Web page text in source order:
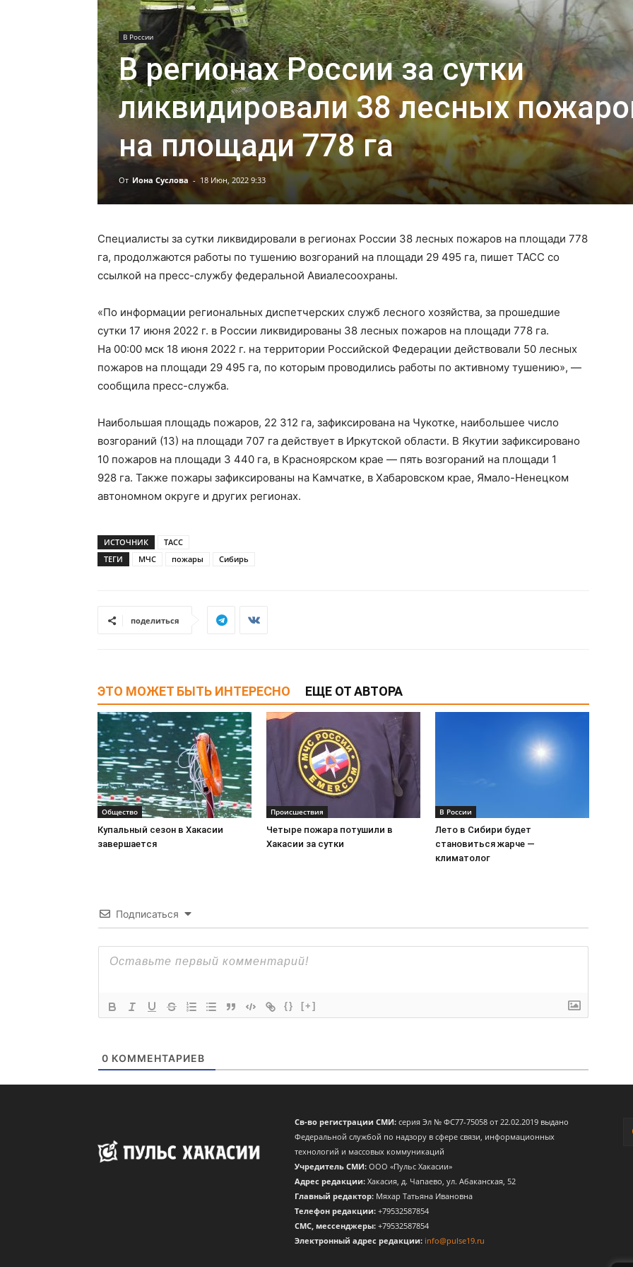
В России
В регионах России за сутки
ликвидировали 38 лесных
на площади 778 га
От Иона Суслова - 18 Июн, 2022 9:33
Специалисты за сутки ликвидировали в регионах России 38 лесных пожаров на площади 778
га, продолжаются работы по тушению возгораний на площади 29 495 га, пишет ТАСС со
ссылкой на пресс-службу федеральной Авиалесоохраны.
«По информации региональных диспетчерских служб лесного хозяйства, за прошедшие
сутки 17 июня 2022 г. в России ликвидированы 38 лесных пожаров на площади 778 га.
На 00:00 мск 18 июня 2022 г. на территории Российской Федерации действовали 50 лесных
пожаров на площади 29 495 га, по которым проводились работы по активному тушению», —
сообщила пресс-служба.
Наибольшая площадь пожаров, 22 312 га, зафиксирована на Чукотке, наибольшее число
возгораний (13) на площади 707 га действует в Иркутской области. В Якутии зафиксировано
10 пожаров на площади 3 440 га, в Красноярском крае — пять возгораний на площади 1
928 га. Также пожары зафиксированы на Камчатке, в Хабаровском крае, Ямало-Ненецком
автономном округе и других регионах.
ИСТОЧНИК
ТАСС
ТЕГИ
МЧС пожары Сибирь
поделиться
ЭТО МОЖЕТ БЫТЬ ИНТЕРЕСНО ЕЩЕ ОТ АВТОРА
Общество
Купальный сезон в Хакасии
завершается
Происшествия
Четыре пожара потушили в
Хакасии за сутки
В России
Лето в Сибири будет
становиться жарче —
климатолог
Подписаться
{} [+]
0 КОММЕНТАРИЕВ
Св-во регистрации СМИ: серия Эл № ФС77-75058 от 22.02.2019 выдано
Федеральной службой по надзору в сфере связи, информационных
технологий и массовых коммуникаций
Учредитель СМИ: ООО «Пульс Хакасии»
Адрес редакции: Хакасия, д. Чапаево, ул. Абаканская, 52
Главный редактор: Мяхар Татьяна Ивановна
Телефон редакции: +79532587854
CМС, мессенджеры: +79532587854
Электронный адрес редакции: info@pulse19.ru